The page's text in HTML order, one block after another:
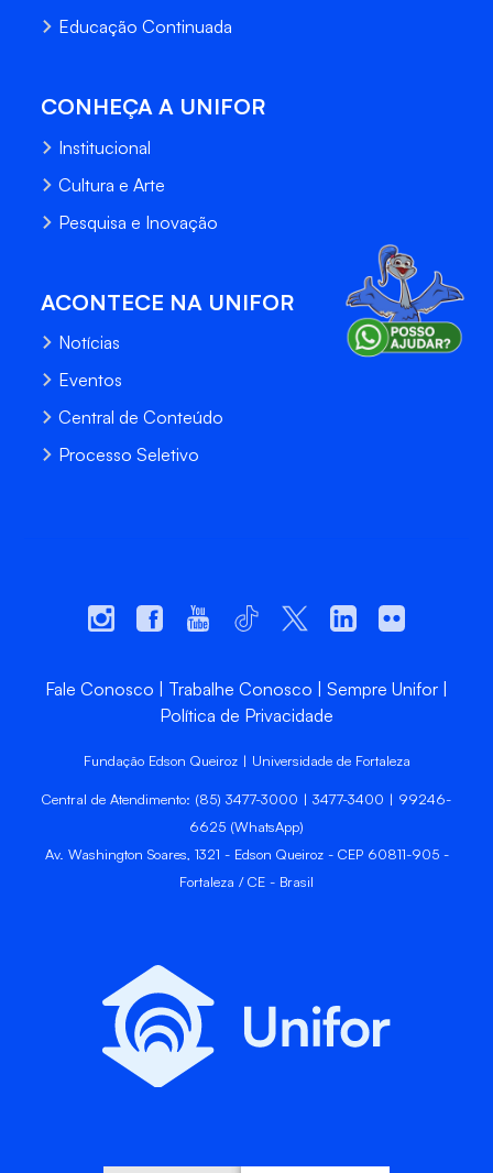
Educação Continuada
CONHEÇA A UNIFOR
Institucional
Cultura e Arte
Pesquisa e Inovação
ACONTECE NA UNIFOR
Notícias
Eventos
Central de Conteúdo
Processo Seletivo
Fale Conosco Trabalhe Conosco
Sempre Unifor
Política de Privacidade
Fundação Edson Queiroz | Universidade de Fortaleza
Central de Atendimento: (85) 3477-3000 | 3477-3400 | 99246-
6625 (WhatsApp)
Av. Washington Soares, 1321 - Edson Queiroz - CEP 60811-905 -
Fortaleza / CE - Brasil